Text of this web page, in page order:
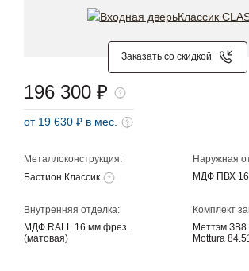
Заказать со скидкой
Металлоконструкция:
Бастион Классик
Наружная
МДФ ПВХ
Внутренняя отделка:
МДФ RALL 16 мм фрез.
(матовая)
Комплект
Меттэм ЗВ8
Mottura
196 300 ₽
от 19 630 ₽ в мес.